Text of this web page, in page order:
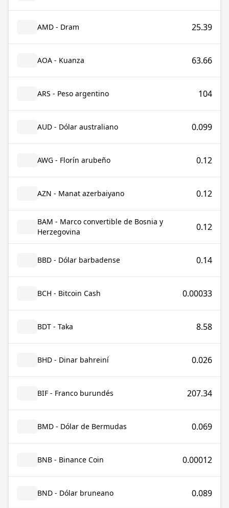
AMD - Dram 25.39
AOA - Kuanza 63.66
ARS - Peso argentino 104
AUD - Dólar australiano 0.099
AWG - Florín arubeño 0.12
AZN - Manat azerbaiyano 0.12
BAM - Marco convertible de Bosnia y
Herzegovina
0.12
BBD - Dólar barbadense 0.14
BCH - Bitcoin Cash 0.00033
BDT - Taka 8.58
BHD - Dinar bahreiní 0.026
BIF - Franco burundés 207.34
BMD - Dólar de Bermudas 0.069
BNB - Binance Coin 0.00012
BND - Dólar bruneano 0.089